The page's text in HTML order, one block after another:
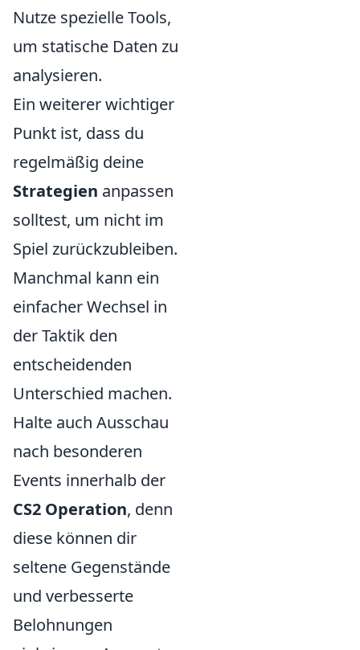
Nutze spezielle Tools,
um statische Daten zu
analysieren.
Ein weiterer wichtiger
Punkt ist, dass du
regelmäßig deine
Strategien anpassen
solltest, um nicht im
Spiel zurückzubleiben.
Manchmal kann ein
einfacher Wechsel in
der Taktik den
entscheidenden
Unterschied machen.
Halte auch Ausschau
nach besonderen
Events innerhalb der
CS2 Operation, denn
diese können dir
seltene Gegenstände
und verbesserte
Belohnungen